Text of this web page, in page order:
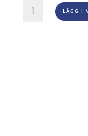
Georgian
Series
LÄGG I